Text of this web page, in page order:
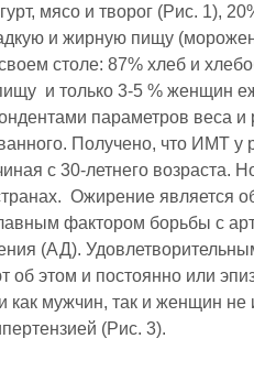
мясо и творог (Рис. 1),
и жирную пищу
столе: 87% хлеб и
и только 3-5 % женщин
параметров веса
Получено, что ИМТ у
с 30-летнего возраста.
Ожирение
фактором борьбы с
(АД).
об этом и постоянно или
как мужчин, так и женщин
(Рис. 3).